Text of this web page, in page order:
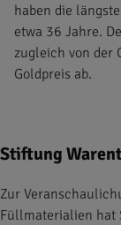
haben die
etwa 36 Jahre.
zugleich von der
Goldpreis ab.
Stiftung
Zur
Füllmaterialien hat